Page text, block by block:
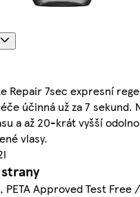
Repair 7sec expresní
účinná už za 7
a až 20-krát vyšší
vlasy.
PETA Approved Test